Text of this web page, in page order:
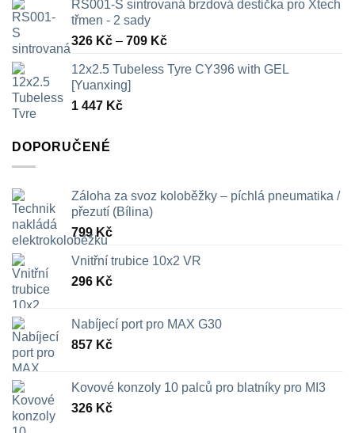
RS001-S sintrovaná brzdová destička pro Xtech
třmen - 2 sady
326 Kč – 709 KčRozpětí
326 Kč
12x2.5 Tubeless Tyre CY396 with GEL
[Yuanxing]
1 447 Kč
DOPORUČENÉ
Záloha za svoz koloběžky – píchlá pneumatika /
přezutí (Bílina)
799Kč
Vnitřní trubice 10x2 VR
296 Kč
Nabíjecí port pro MAX G30
857 Kč
Kovové konzoly 10 palců pro blatníky pro MI3
326 Kč